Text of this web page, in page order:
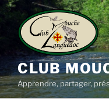
Aller
contenu
principal
CLUB
Apprendre, partager,